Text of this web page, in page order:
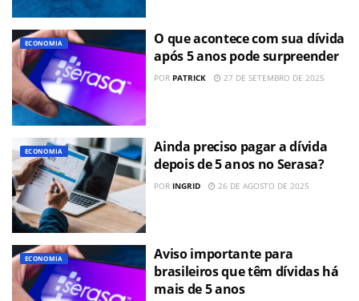
ECONOMIA
O que acontece com sua dívida
após 5 anos pode surpreender
POR PATRICK 27 DE SETEMBRO DE 2025
ECONOMIA
Ainda preciso pagar a dívida
depois de 5 anos no Serasa?
POR INGRID 26 DE AGOSTO DE 2025
ECONOMIA
Aviso importante para
brasileiros que têm dívidas há
mais de 5 anos